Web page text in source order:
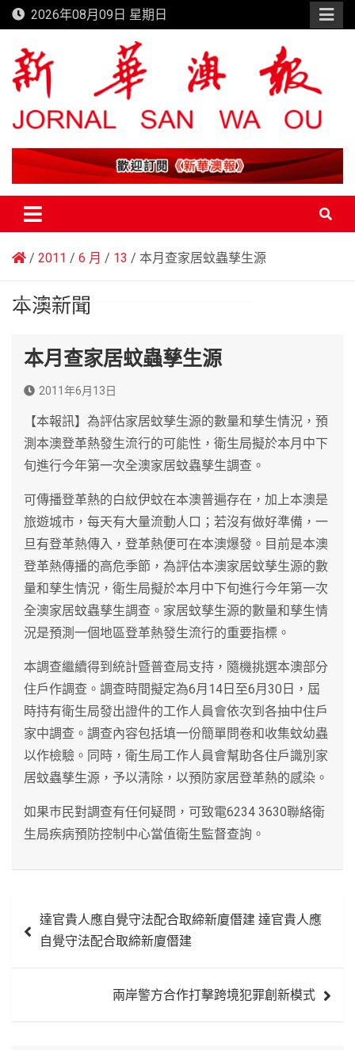
Skip
to
content
2026年08月09日 星期日
新華澳報
2011 6 月 13 本月查家居蚊蟲孳生源
本澳新聞
本月查家居蚊蟲孳生源
2011年6月13日
【本報訊】為評估家居蚊孳生源的數量和孳生情況，預
測本澳登革熱發生流行的可能性，衛生局擬於本月中下
旬進行今年第一次全澳家居蚊蟲孳生調查。
可傳播登革熱的白紋伊蚊在本澳普遍存在，加上本澳是
旅遊城市，每天有大量流動人口；若沒有做好準備，一
旦有登革熱傳入，登革熱便可在本澳爆發。目前是本澳
登革熱傳播的高危季節，為評估本澳家居蚊孳生源的數
量和孳生情況，衛生局擬於本月中下旬進行今年第一次
全澳家居蚊蟲孳生調查。家居蚊孳生源的數量和孳生情
況是預測一個地區登革熱發生流行的重要指標。
本調查繼續得到統計暨普查局支持，隨機挑選本澳部分
住戶作調查。調查時間擬定為6月14日至6月30日，屆
時持有衛生局發出證件的工作人員會依次到各抽中住戶
家中調查。調查內容包括填一份簡單問卷和收集蚊幼蟲
以作檢驗。同時，衛生局工作人員會幫助各住戶識別家
居蚊蟲孳生源，予以淸除，以預防家居登革熱的感染。
如果巿民對調查有任何疑問，可致電6234 3630聯絡衛
生局疾病預防控制中心當值衛生監督查詢。
章 達官貴人應自覺守法配合取締新廈僭建 達官貴人應
自覺守法配合取締新廈僭建
兩岸警方合作打擊跨境犯罪創新模式